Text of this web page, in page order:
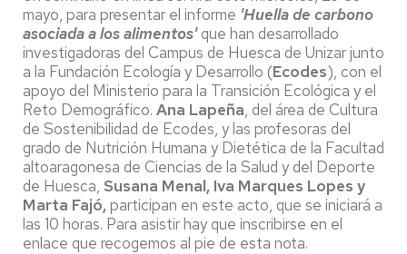
mayo, para presentar el informe 'Huella de carbono
asociada a los alimentos'que han desarrollado
investigadoras del Campus de Huesca de Unizar junto
a la Fundación Ecología y Desarrollo (Ecodes), con el
apoyo del Ministerio para la Transición Ecológica y el
Reto Demográfico. Ana Lapeña, del área de Cultura
de Sostenibilidad de Ecodes, y las profesoras del
grado de Nutrición Humana y Dietética de la Facultad
altoaragonesa de Ciencias de la Salud y del Deporte
de Huesca, Susana Menal, Iva Marques Lopes y
Marta Fajó,participan en este acto, que se iniciará a
las 10 horas. Para asistir hay que inscribirse en el
enlace que recogemos al pie de esta nota.